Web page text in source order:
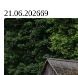
21.06.202669